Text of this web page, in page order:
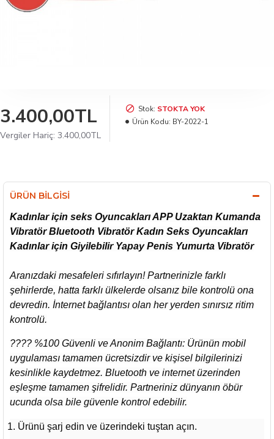
3.400,00TL
Vergiler Hariç: 3.400,00TL
Stok: STOKTA YOK
Ürün Kodu: BY-2022-1
ÜRÜN BILGISI
Kadınlar için seks Oyuncakları APP Uzaktan Kumanda
Vibratör Bluetooth Vibratör Kadın Seks Oyuncakları
Kadınlar için Giyilebilir Yapay Penis Yumurta Vibratör
Aranızdaki mesafeleri sıfırlayın! Partnerinizle farklı
şehirlerde, hatta farklı ülkelerde olsanız bile kontrolü ona
devredin. İnternet bağlantısı olan her yerden sınırsız ritim
kontrolü.
???? %100 Güvenli ve Anonim Bağlantı: Ürünün mobil
uygulaması tamamen ücretsizdir ve kişisel bilgilerinizi
kesinlikle kaydetmez. Bluetooth ve internet üzerinden
eşleşme tamamen şifrelidir. Partneriniz dünyanın öbür
ucunda olsa bile güvenle kontrol edebilir.
Ürünü şarj edin ve üzerindeki tuştan açın.